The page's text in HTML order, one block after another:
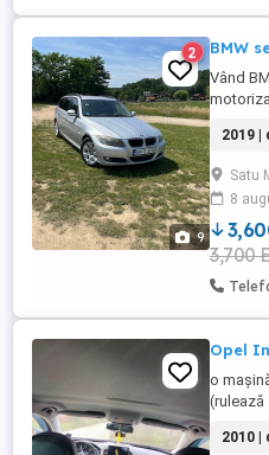
9
2 BMW
Vând
mașina
și
absolut
2019 |
Satu
8
3,700
Opel
o
2010 |